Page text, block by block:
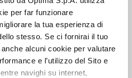
per far funzionare
la tua esperienza di
stesso. Se ci fornirai il tuo
alcuni cookie per valutare
e l’utilizzo del Sito e
navighi su internet,
ALSO